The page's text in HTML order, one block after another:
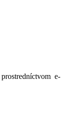
prostredníctvom e-